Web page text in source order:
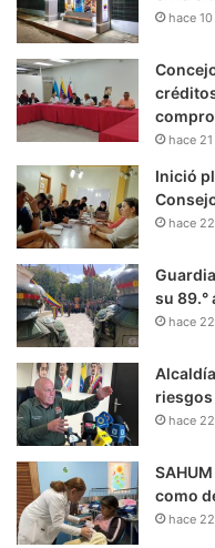
hace
hace
Inició
hace
su 89.°
hace
riesgos
hace
como
hace